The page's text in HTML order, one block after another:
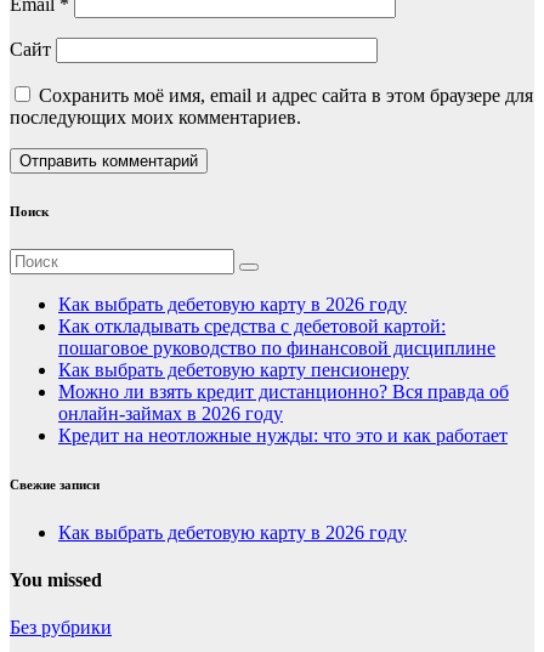
Email *
Сайт
Сохранить моё имя, email и адрес сайта в этом браузере для
последующих моих комментариев.
Поиск
Как выбрать дебетовую карту в 2026 году
Как откладывать средства с дебетовой картой:
пошаговое руководство по финансовой дисциплине
Как выбрать дебетовую карту пенсионеру
Можно ли взять кредит дистанционно? Вся правда об
онлайн-займах в 2026 году
Кредит на неотложные нужды: что это и как работает
Свежие записи
Как выбрать дебетовую карту в 2026 году
You missed
Без рубрики